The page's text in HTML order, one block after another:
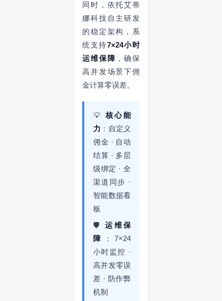
同时，依托艾蒂
娜科技自主研发
的稳定架构，系
统支持7×24小时
运维保障 ，确保
高并发场景下佣
金计算零误差。
💡 核心能
力 ：自定义
佣金 · 自动
结算 · 多层
级绑定 · 全
渠道同步 ·
智能数据看
板
🛡️ 运维保
障
：7×24
小时监控 ·
高并发零误
差 · 防作弊
机制